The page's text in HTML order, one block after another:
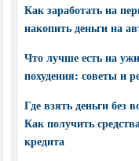
Как заработать на
накопить деньги на
Что лучше есть на
похудения: советы и
Где взять деньги без
Как получить
кредита